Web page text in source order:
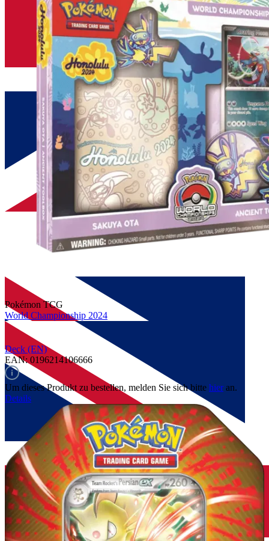
Pokémon TCG
World Championship 2024
Deck (EN)
EAN: 0196214106666
Um dieses Produkt zu bestellen, melden Sie sich bitte hieran.
Details